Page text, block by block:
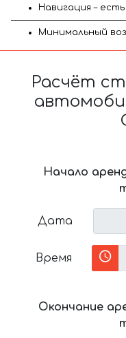
Навигация – есть
Минимальный
Расчёт
Начало
Дата
Время
Окончание